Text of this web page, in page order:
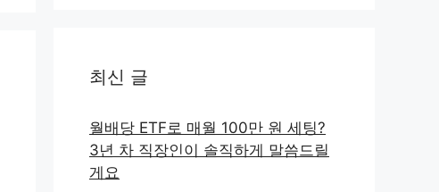
최신 글
월배당 ETF로 매월 100만 원 세팅?
3년 차 직장인이 솔직하게 말씀드릴
게요